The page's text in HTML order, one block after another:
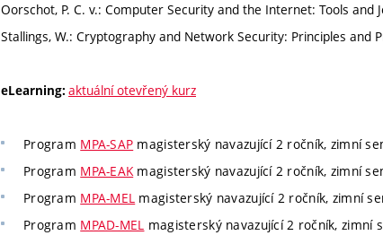
Oorschot, P. C. v.: Computer Security and the Internet: Tools and
Stallings, W.: Cryptography and Network Security: Principles and
eLearning: aktuální otevřený kurz
Program MPA-SAP magisterský navazující 2 ročník, zimní
Program MPA-EAKmagisterský navazující 2 ročník, zimní
Program MPA-MEL magisterský navazující 2 ročník, zimní
Program MPAD-MEL magisterský navazující 2 ročník, zimní